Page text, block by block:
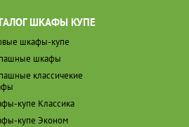
ШКАФЫ КУПЕ
шкафы-купе
шкафы
классичекие
купе Классика
купе Эконом